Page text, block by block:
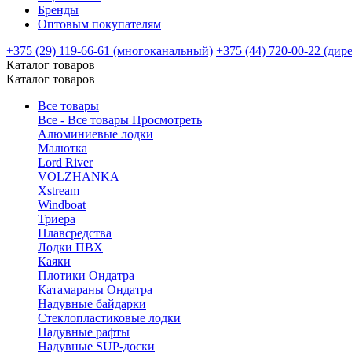
Бренды
Оптовым покупателям
+375 (29) 119-66-61 (многоканальный) +375 (44) 720-00-22
Каталог товаров
Каталог товаров
Все товары
Все - Все товары Просмотреть
Алюминиевые лодки
Малютка
Lord River
VOLZHANKA
Xstream
Windboat
Триера
Плавсредства
Лодки ПВХ
Каяки
Плотики Ондатра
Катамараны Ондатра
Надувные байдарки
Стеклопластиковые лодки
Надувные рафты
Надувные SUP-доски